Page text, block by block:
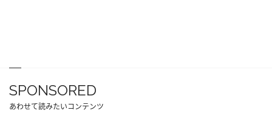
SPONSORED
あわせて読みたいコンテンツ